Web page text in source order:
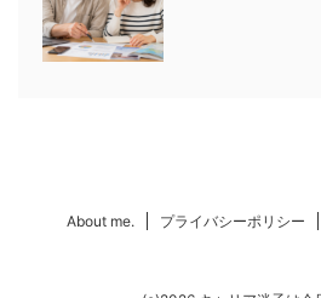
About me. プライバシーポリシー